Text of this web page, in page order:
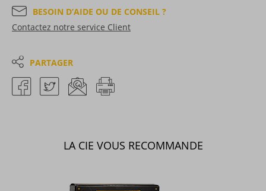
BESOIN D’AIDE OU DE CONSEIL ?
Contactez notre service Client
PARTAGER
LA CIE VOUS RECOMMANDE